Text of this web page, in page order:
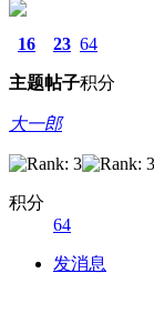
16
主题
23
帖子
64
积分
大一郎
积分
64
发消息